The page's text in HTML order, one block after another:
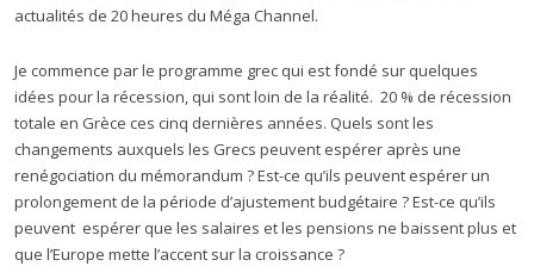
actualités de 20 heures du Méga Channel.
Je commence par le programme grec qui est fondé sur quelques
idées pour la récession, qui sont loin de la réalité. 20 % de récession
totale en Grèce ces cinq dernières années. Quels sont les
changements auxquels les Grecs peuvent espérer après une
renégociation du mémorandum ? Est-ce qu’ils peuvent espérer un
prolongement de la période d’ajustement budgétaire ? Est-ce qu’ils
peuvent espérer que les salaires et les pensions ne baissent plus et
que l’Europe mette l’accent sur la croissance ?